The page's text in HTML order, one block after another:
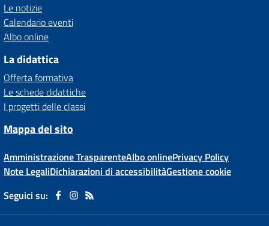
Le notizie
Calendario eventi
Albo online
La didattica
Offerta formativa
Le schede didattiche
I progetti delle classi
Mappa del sito
Amministrazione TrasparenteAlbo onlinePrivacy Policy
Note LegaliDichiarazioni di accessibilitàGestione cookie
Seguici su: